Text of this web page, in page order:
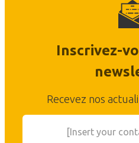
Inscrivez-
Recevez nos
[Insert your